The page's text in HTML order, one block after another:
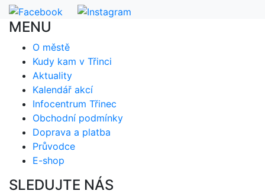
MENU
O městě
Kudy kam v Třinci
Aktuality
Kalendář akcí
Infocentrum Třinec
Obchodní podmínky
Doprava a platba
Průvodce
E-shop
SLEDUJTE NÁS